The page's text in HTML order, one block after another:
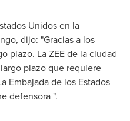
Unidos en la
, dijo: "Gracias a los
plazo. La ZEE de la ciudad
plazo que requiere
Embajada de los Estados
defensora ".